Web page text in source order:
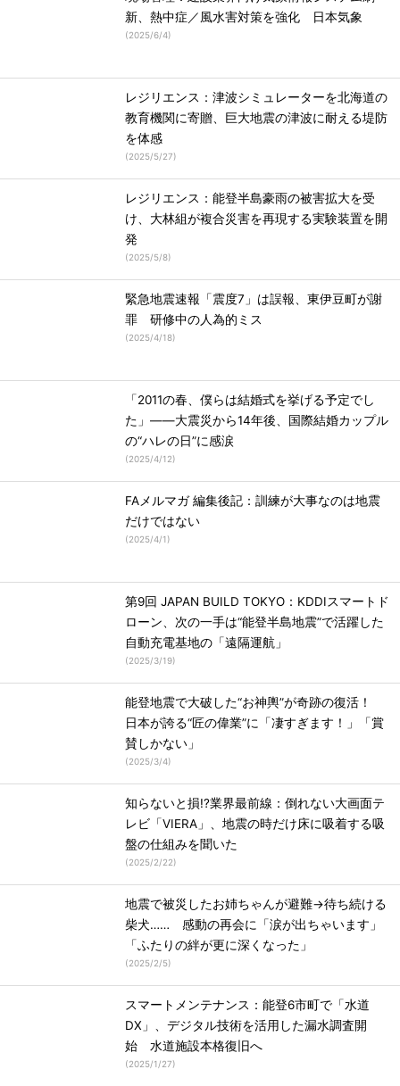
新、熱中症／風水害対策を強化 日本気象
(2025/6/4)
レジリエンス：津波シミュレーターを北海道の
教育機関に寄贈、巨大地震の津波に耐える堤防
を体感
(2025/5/27)
レジリエンス：能登半島豪雨の被害拡大を受
け、大林組が複合災害を再現する実験装置を開
発
(2025/5/8)
緊急地震速報「震度7」は誤報、東伊豆町が謝
罪 研修中の人為的ミス
(2025/4/18)
「2011の春、僕らは結婚式を挙げる予定でし
た」――大震災から14年後、国際結婚カップル
の“ハレの日”に感涙
(2025/4/12)
FAメルマガ 編集後記：訓練が大事なのは地震
だけではない
(2025/4/1)
第9回 JAPAN BUILD TOKYO：KDDIスマートド
ローン、次の一手は“能登半島地震”で活躍した
自動充電基地の「遠隔運航」
(2025/3/19)
能登地震で大破した“お神輿”が奇跡の復活！
日本が誇る“匠の偉業”に「凄すぎます！」「賞
賛しかない」
(2025/3/4)
知らないと損!?業界最前線：倒れない大画面テ
レビ「VIERA」、地震の時だけ床に吸着する吸
盤の仕組みを聞いた
(2025/2/22)
地震で被災したお姉ちゃんが避難→待ち続ける
柴犬…… 感動の再会に「涙が出ちゃいます」
「ふたりの絆が更に深くなった」
(2025/2/5)
スマートメンテナンス：能登6市町で「水道
DX」、デジタル技術を活用した漏水調査開
始 水道施設本格復旧へ
(2025/1/27)